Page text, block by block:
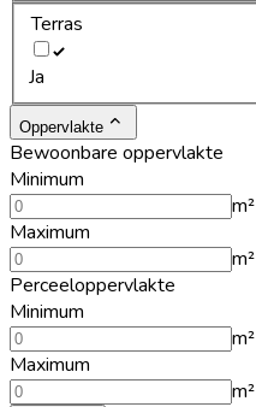
Terras
Ja
Oppervlakte
Bewoonbare oppervlakte
Minimum
m²
Maximum
m²
Perceeloppervlakte
Minimum
m²
Maximum
m²